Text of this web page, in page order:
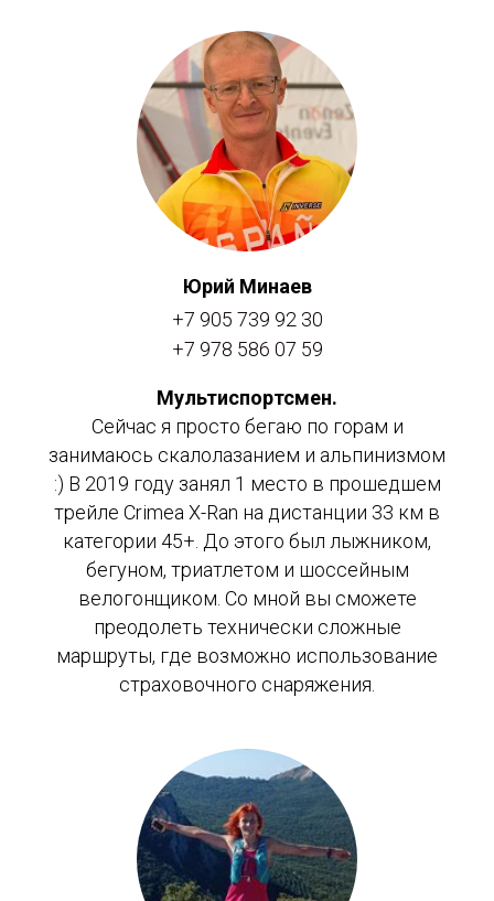
Юрий Минаев
+7 905 739 92 30
+7 978 586 07 59
Мультиспортсмен.
Сейчас я просто бегаю по горам и
занимаюсь скалолазанием и альпинизмом
:) В 2019 году занял 1 место в прошедшем
трейле Crimea X-Ran на дистанции 33 км в
категории 45+. До этого был лыжником,
бегуном, триатлетом и шоссейным
велогонщиком. Со мной вы сможете
преодолеть технически сложные
маршруты, где возможно использование
страховочного снаряжения.